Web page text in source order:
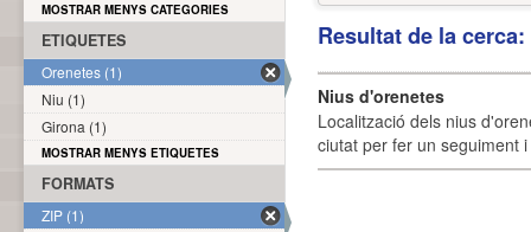
Resultat de la
Nius d'orenetes
Localització dels nius
ciutat per fer un seguiment
MOSTRAR MENYS CATEGORIES
ETIQUETES
Orenetes (1)
Niu (1)
Girona (1)
MOSTRAR MENYS ETIQUETES
FORMATS
ZIP (1)